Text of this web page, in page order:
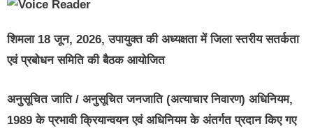
शिमला 18 जून, 2026, उपायुक्त की अध्यक्षता में जिला स्तरीय सतर्कता
एवं प्रबोधन समिति की बैठक आयोजित
अनुसूचित जाति / अनुसूचित जनजाति (अत्याचार निवारण) अधिनियम,
1989 के प्रभावी क्रियान्वयन एवं अधिनियम के अंतर्गत प्रदान किए गए